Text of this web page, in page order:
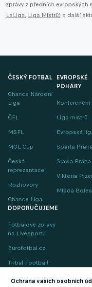
zprávy z předních evropských
LaLiga, Liga Mistrů) a další
ČESKÝ FOTBAL
Chance Národní
Liga
ČFL
MSFL
MOL Cup
Česká
reprezentace
Rozhovory
Chance Liga
EVROPSKÉ
POHÁRY
Konferenční
Liga mistrů
Evropská
Sparta Praha
Slavia Praha
Viktoria
Mladá
DOPORUČUJEME
Fotbalové zprávy
na Livesportu
Eurofotbal.cz
Tribal Football -
(EN)
Ochrana vašich osobních